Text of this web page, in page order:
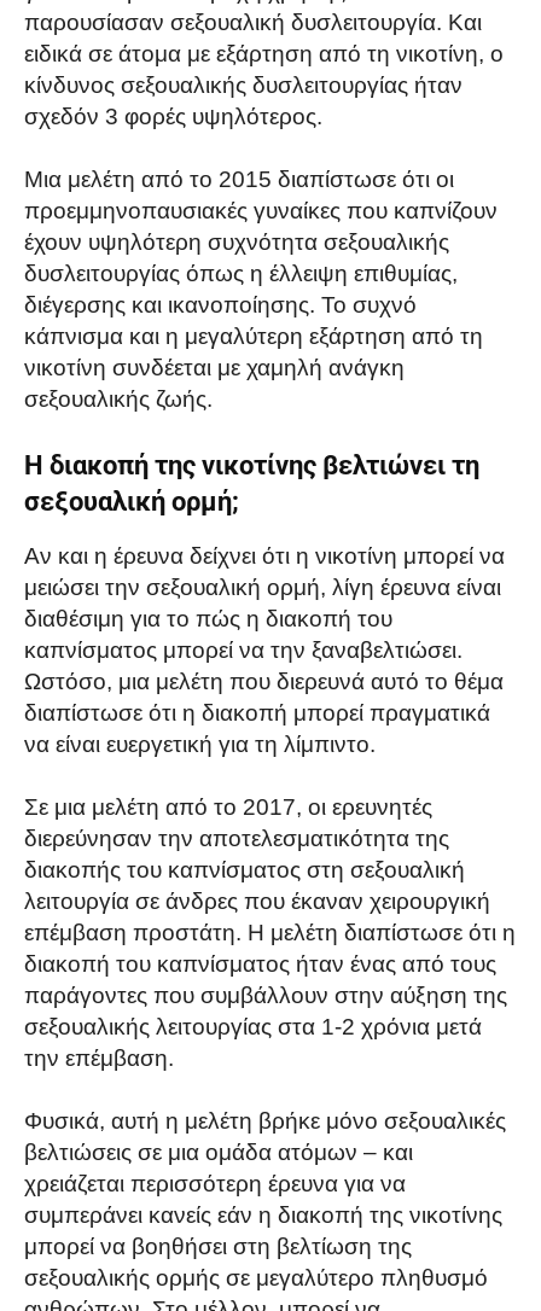
παρουσίασαν σεξουαλική δυσλειτουργία. Και
ειδικά σε άτομα με εξάρτηση από τη νικοτίνη, ο
κίνδυνος σεξουαλικής δυσλειτουργίας ήταν
σχεδόν 3 φορές υψηλότερος.
Μια μελέτη από το 2015 διαπίστωσε ότι οι
προεμμηνοπαυσιακές γυναίκες που καπνίζουν
έχουν υψηλότερη συχνότητα σεξουαλικής
δυσλειτουργίας όπως η έλλειψη επιθυμίας,
διέγερσης και ικανοποίησης. Το συχνό
κάπνισμα και η μεγαλύτερη εξάρτηση από τη
νικοτίνη συνδέεται με χαμηλή ανάγκη
σεξουαλικής ζωής.
Η διακοπή της νικοτίνης βελτιώνει τη
σεξουαλική ορμή;
Αν και η έρευνα δείχνει ότι η νικοτίνη μπορεί να
μειώσει την σεξουαλική ορμή, λίγη έρευνα είναι
διαθέσιμη για το πώς η διακοπή του
καπνίσματος μπορεί να την ξαναβελτιώσει.
Ωστόσο, μια μελέτη που διερευνά αυτό το θέμα
διαπίστωσε ότι η διακοπή μπορεί πραγματικά
να είναι ευεργετική για τη λίμπιντο.
Σε μια μελέτη από το 2017, οι ερευνητές
διερεύνησαν την αποτελεσματικότητα της
διακοπής του καπνίσματος στη σεξουαλική
λειτουργία σε άνδρες που έκαναν χειρουργική
επέμβαση προστάτη. Η μελέτη διαπίστωσε ότι η
διακοπή του καπνίσματος ήταν ένας από τους
παράγοντες που συμβάλλουν στην αύξηση της
σεξουαλικής λειτουργίας στα 1-2 χρόνια μετά
την επέμβαση.
Φυσικά, αυτή η μελέτη βρήκε μόνο σεξουαλικές
βελτιώσεις σε μια ομάδα ατόμων – και
χρειάζεται περισσότερη έρευνα για να
συμπεράνει κανείς εάν η διακοπή της νικοτίνης
μπορεί να βοηθήσει στη βελτίωση της
σεξουαλικής ορμής σε μεγαλύτερο πληθυσμό